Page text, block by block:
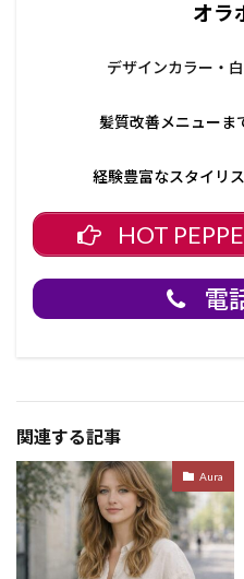
オラ
デザインカラー・
髪質改善メニューま
経験豊富なスタイリ
HOT
電
関連する記事
Aura